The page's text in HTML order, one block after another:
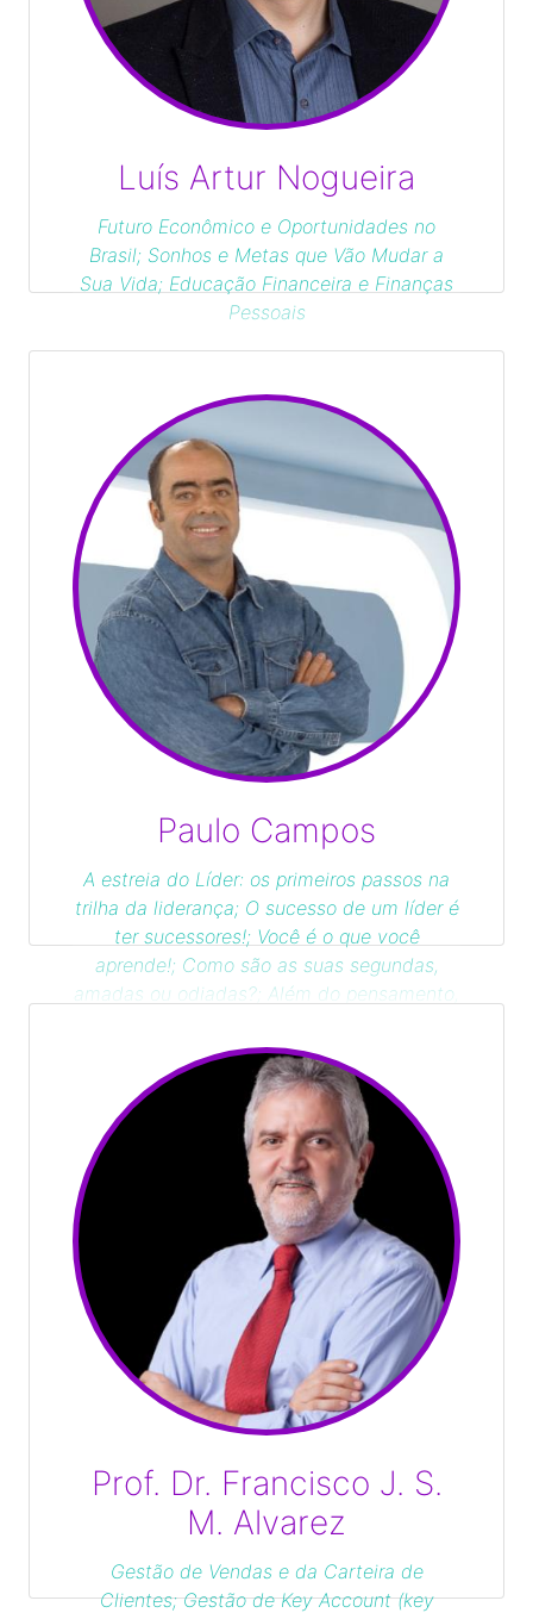
Luís Artur Nogueira
Futuro Econômico e Oportunidades no
Brasil; Sonhos e Metas que Vão Mudar a
Sua Vida; Educação Financeira e Finanças
Pessoais
Paulo Campos
A estreia do Líder: os primeiros passos na
trilha da liderança; O sucesso de um líder é
ter sucessores!; Você é o que você
aprende!; Como são as suas segundas,
amadas ou odiadas?; Além do pensamento,
Prof. Dr. Francisco J. S.
M. Alvarez
Gestão de Vendas e da Carteira de
Clientes; Gestão de Key Account (key